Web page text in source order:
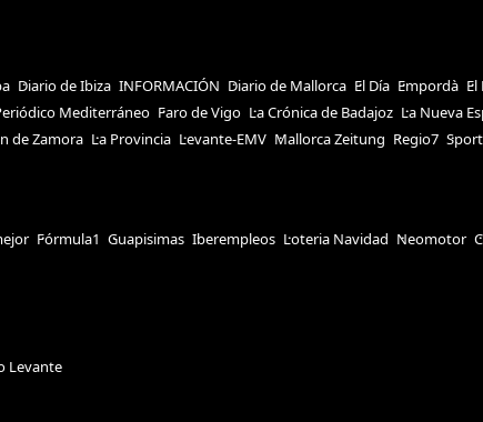
Diario de Ibiza INFORMACIÓN Diario de Mallorca El Día Empordà
Mediterráneo Faro de Vigo La Crónica de Badajoz La Nueva
de Zamora La Provincia Levante-EMV Mallorca Zeitung Regio7 Sport
Fórmula1 Guapisimas Iberempleos Loteria Navidad Neomotor
Levante